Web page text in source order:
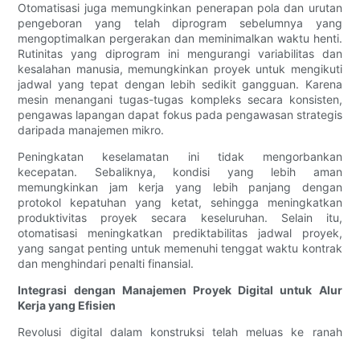
Otomatisasi juga memungkinkan penerapan pola dan urutan
pengeboran yang telah diprogram sebelumnya yang
mengoptimalkan pergerakan dan meminimalkan waktu henti.
Rutinitas yang diprogram ini mengurangi variabilitas dan
kesalahan manusia, memungkinkan proyek untuk mengikuti
jadwal yang tepat dengan lebih sedikit gangguan. Karena
mesin menangani tugas-tugas kompleks secara konsisten,
pengawas lapangan dapat fokus pada pengawasan strategis
daripada manajemen mikro.
Peningkatan keselamatan ini tidak mengorbankan
kecepatan. Sebaliknya, kondisi yang lebih aman
memungkinkan jam kerja yang lebih panjang dengan
protokol kepatuhan yang ketat, sehingga meningkatkan
produktivitas proyek secara keseluruhan. Selain itu,
otomatisasi meningkatkan prediktabilitas jadwal proyek,
yang sangat penting untuk memenuhi tenggat waktu kontrak
dan menghindari penalti finansial.
Integrasi dengan Manajemen Proyek Digital untuk Alur
Kerja yang Efisien
Revolusi digital dalam konstruksi telah meluas ke ranah